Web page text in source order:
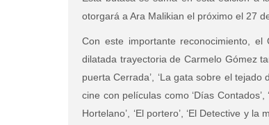
otorgará a Ara Malikian el próximo el 27
Con este importante reconocimiento,
dilatada trayectoria de Carmelo Gómez
puerta Cerrada’, ‘La gata sobre el tejado
cine con películas como ‘Días Contados’,
Hortelano’, ‘El portero’, ‘El Detective y la